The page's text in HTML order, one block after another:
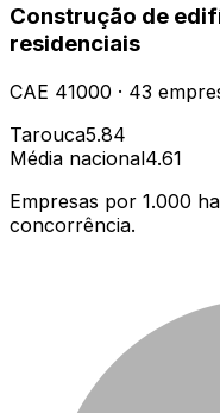
Construção de
residenciais
CAE 41000 · 43
Tarouca5.84
Média nacional4.61
Empresas por 1.000
concorrência.